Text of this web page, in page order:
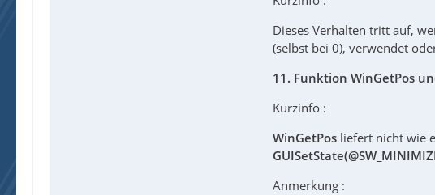
Dieses Verhalten tritt auf,
(selbst bei 0), verwendet
11. Funktion WinGetPos
Kurzinfo :
WinGetPos liefert nicht wie
Anmerkung :